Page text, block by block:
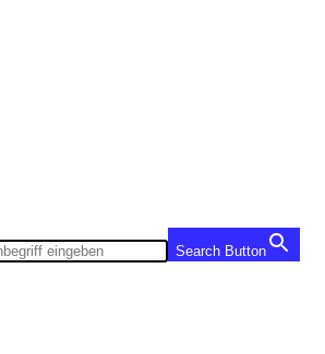
Search Button